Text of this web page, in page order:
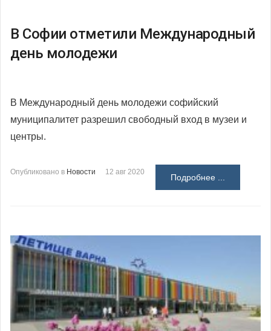
В Софии отметили Международный
день молодежи
В Международный день молодежи софийский
муниципалитет разрешил свободный вход в музеи и
центры.
Опубликовано в Новости 12 авг 2020
Подробнее ...